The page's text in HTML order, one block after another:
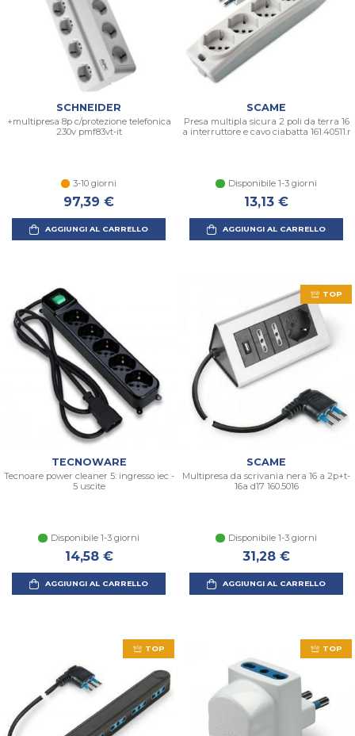
SCHNEIDER
+multipresa 8p c/protezione telefonica
230v pmf83vt-it
3-10 giorni
97,39 €
AGGIUNGI AL CARRELLO
SCAME
Presa multipla sicura 2 poli da terra 16
a interruttore e cavo ciabatta 161.40511.r
Disponibile 1-3 giorni
13,13 €
AGGIUNGI AL CARRELLO
TECNOWARE
Tecnoare power cleaner 5: ingresso iec -
5 uscite
Disponibile 1-3 giorni
14,58 €
AGGIUNGI AL CARRELLO
TOP
SCAME
Multipresa da scrivania nera 16 a 2p+t-
16a d17 160.5016
Disponibile 1-3 giorni
31,28 €
AGGIUNGI AL CARRELLO
TOP TOP